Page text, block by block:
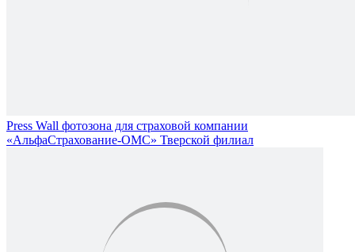
Press Wall фотозона для страховой компании
«АльфаСтрахование-ОМС» Тверской филиал